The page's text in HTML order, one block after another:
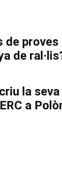
de
de
la
a